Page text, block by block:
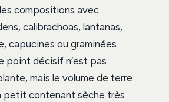
compositions avec
calibrachoas, lantanas,
capucines ou graminées
point décisif n’est pas
mais le volume de terre
petit contenant sèche très